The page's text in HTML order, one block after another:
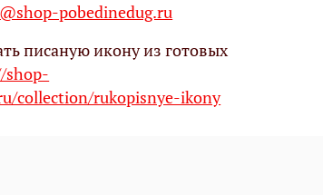
pobedinedug.ru
писаную икону из готовых
collection/rukopisnye-ikony